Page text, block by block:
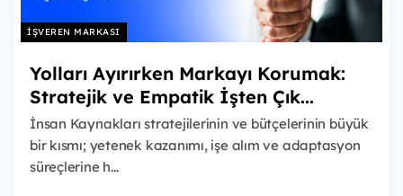
İŞVEREN MARKASI
Yolları Ayırırken Markayı Korumak:
Stratejik ve Empatik İşten Çık...
İnsan Kaynakları stratejilerinin ve bütçelerinin büyük
bir kısmı; yetenek kazanımı, işe alım ve adaptasyon
süreçlerine h...